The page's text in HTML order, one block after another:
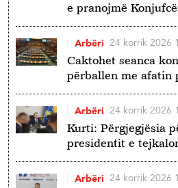
e pranojmë
Caktohet seanca
përballen me afatin
Arbëri 24 korrik 2026
Kurti: Përgjegjësia
presidentit e
Arbëri 24 korrik 2026
Arbëri 24 korrik 2026